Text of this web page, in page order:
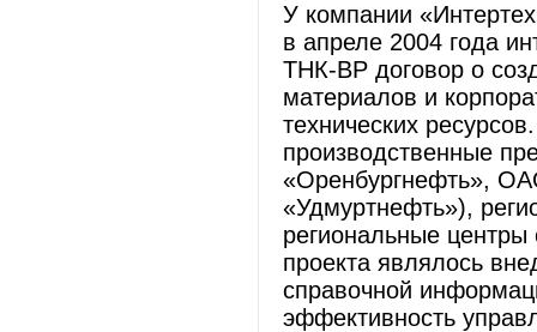
У компании
в апреле 2004 года
ТНК-ВР договор о
материалов и
технических
производственные
«Оренбургнефть»,
«Удмуртнефть»),
региональные
проекта являлось
справочной
эффективность